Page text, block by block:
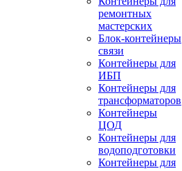
ремонтных
мастерских
Блок-контейнеры
связи
Контейнеры для
ИБП
Контейнеры для
трансформаторов
Контейнеры
ЦОД
Контейнеры для
водоподготовки
Контейнеры для